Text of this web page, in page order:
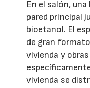
En el salón,
pared principal
bioetanol. El
de gran
vivienda y
vivienda se